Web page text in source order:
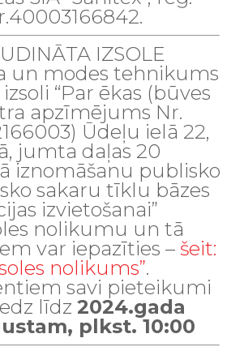
IZSOLE
un modes tehnikums
“Par ēkas (būves
apzīmējums Nr.
Ūdeļu ielā 22,
jumta daļas 20
iznomāšanu publisko
sakaru tīklu bāzes
izvietošanai”
nolikumu un tā
var iepazīties – šeit:
nolikums”.
savi pieteikumi
līdz 2024.gada
plkst. 10:00